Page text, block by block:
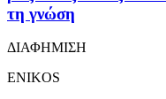
τη γνώση
ΔΙΑΦΗΜΙΣΗ
ENIKOS